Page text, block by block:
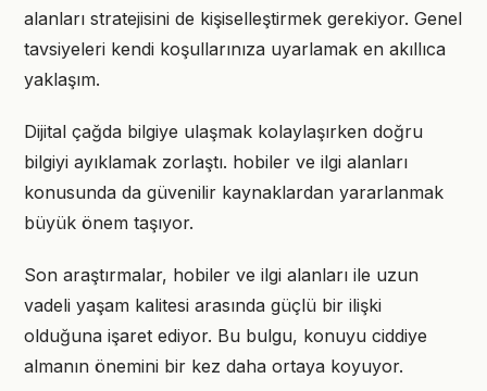
alanları stratejisini de kişiselleştirmek gerekiyor. Genel
tavsiyeleri kendi koşullarınıza uyarlamak en akıllıca
yaklaşım.
Dijital çağda bilgiye ulaşmak kolaylaşırken doğru
bilgiyi ayıklamak zorlaştı. hobiler ve ilgi alanları
konusunda da güvenilir kaynaklardan yararlanmak
büyük önem taşıyor.
Son araştırmalar, hobiler ve ilgi alanları ile uzun
vadeli yaşam kalitesi arasında güçlü bir ilişki
olduğuna işaret ediyor. Bu bulgu, konuyu ciddiye
almanın önemini bir kez daha ortaya koyuyor.